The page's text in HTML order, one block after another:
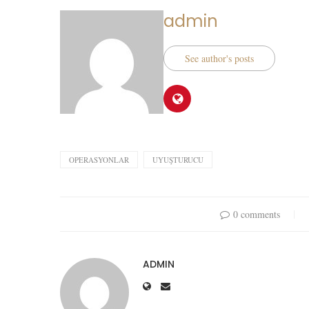
admin
See author's posts
OPERASYONLAR UYUŞTURUCU
0 comments
ADMIN